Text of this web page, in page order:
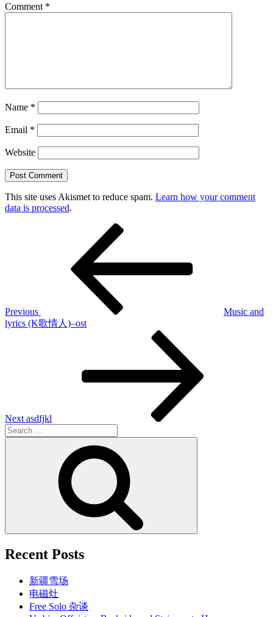
Comment *
Name *
Email *
Website
This site uses Akismet to reduce spam. Learn how your comment
data is processed.
Previous
Music and
lyrics (K歌情人)–ost
Next asdfjkl
Search
for:
Recent Posts
新疆雪场
电磁灶
Free Solo 杂谈